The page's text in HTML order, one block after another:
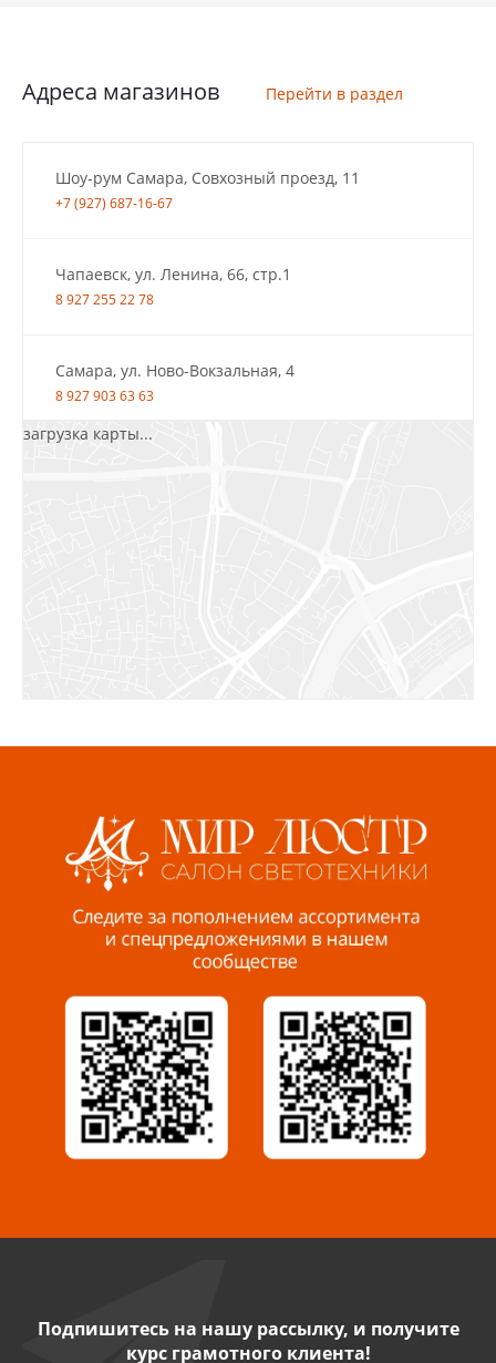
Адреса магазинов Перейти в раздел
Шоу-рум Самара, Совхозный проезд, 11
+7 (927) 687-16-67
Чапаевск, ул. Ленина, 66, стр.1
8 927 255 22 78
Самара, ул. Ново-Вокзальная, 4
8 927 903 63 63
Пенза, ул. Пролетарская, 61 ТЦ "Стройбери"
Миасс, ул. Романенко, 95
8 922 500 30 39
Сызрань, ул. Декабристов, 1А
8 927 009 54 63
Саратов, ул. Танкистов, 37 (БЦ «Дикомп»)
Нефтекамск, ул. Ленина, 62
загрузка карты...
Подпишитесь на нашу рассылку, и получите
курс грамотного клиента!